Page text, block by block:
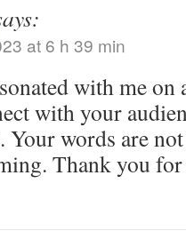
at 6 h 39 min
with me on
with your
Your words are
Thank you